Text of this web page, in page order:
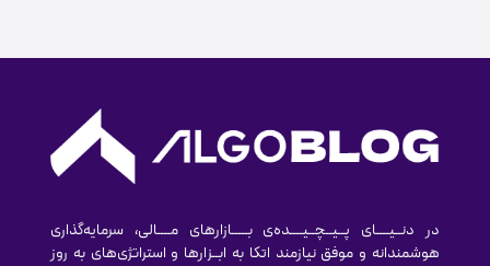
در دنــیــــای پــیــچــیــــده‌ی بـــــازارهای مــــالی، سرمایه‌گذاری
هوشمندانه و موفق نیازمند اتکا به ابــزارها و استراتژی‌های به روز